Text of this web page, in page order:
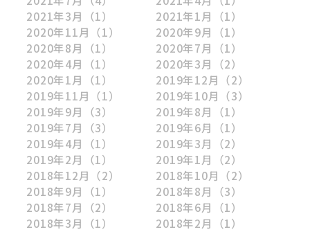
2021年3月
（1） 2021年1月
（1）
2020年11月 （1） 2020年9月
（1）
2020年8月
（1） 2020年7月
（1）
2020年4月
（1） 2020年3月
（2）
2020年1月
（1） 2019年12月 （2）
2019年11月 （1） 2019年10月 （3）
2019年9月
（3） 2019年8月
（1）
2019年7月
（3） 2019年6月
（1）
2019年4月
（1） 2019年3月
（2）
2019年2月
（1） 2019年1月
（2）
2018年12月 （2） 2018年10月 （2）
2018年9月
（1） 2018年8月
（3）
2018年7月
（2） 2018年6月
（1）
2018年3月
（1） 2018年2月
（1）